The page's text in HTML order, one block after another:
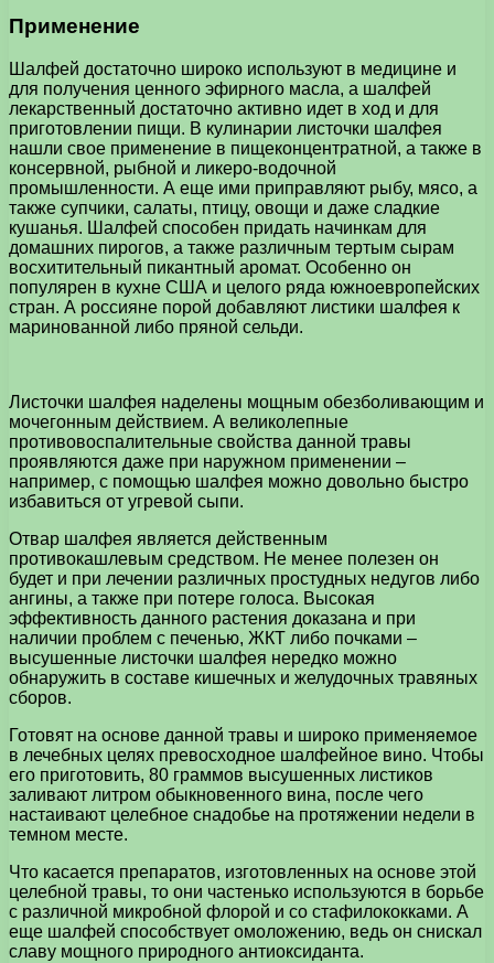
Применение
Шалфей достаточно широко используют в медицине и
для получения ценного эфирного масла, а шалфей
лекарственный достаточно активно идет в ход и для
приготовлении пищи. В кулинарии листочки шалфея
нашли свое применение в пищеконцентратной, а также в
консервной, рыбной и ликеро-водочной
промышленности. А еще ими приправляют рыбу, мясо, а
также супчики, салаты, птицу, овощи и даже сладкие
кушанья. Шалфей способен придать начинкам для
домашних пирогов, а также различным тертым сырам
восхитительный пикантный аромат. Особенно он
популярен в кухне США и целого ряда южноевропейских
стран. А россияне порой добавляют листики шалфея к
маринованной либо пряной сельди.
Листочки шалфея наделены мощным обезболивающим и
мочегонным действием. А великолепные
противовоспалительные свойства данной травы
проявляются даже при наружном применении –
например, с помощью шалфея можно довольно быстро
избавиться от угревой сыпи.
Отвар шалфея является действенным
противокашлевым средством. Не менее полезен он
будет и при лечении различных простудных недугов либо
ангины, а также при потере голоса. Высокая
эффективность данного растения доказана и при
наличии проблем с печенью, ЖКТ либо почками –
высушенные листочки шалфея нередко можно
обнаружить в составе кишечных и желудочных травяных
сборов.
Готовят на основе данной травы и широко применяемое
в лечебных целях превосходное шалфейное вино. Чтобы
его приготовить, 80 граммов высушенных листиков
заливают литром обыкновенного вина, после чего
настаивают целебное снадобье на протяжении недели в
темном месте.
Что касается препаратов, изготовленных на основе этой
целебной травы, то они частенько используются в борьбе
с различной микробной флорой и со стафилококками. А
еще шалфей способствует омоложению, ведь он снискал
славу мощного природного антиоксиданта.